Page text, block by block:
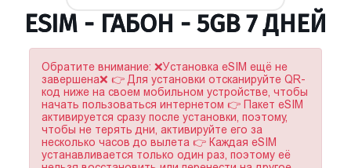
ESIM - ГАБОН - 5GB 7 ДНЕЙ
Обратите внимание: ❌Установка eSIM ещё не
завершена❌ 👉 Для установки отсканируйте QR-
код ниже на своем мобильном устройстве, чтобы
начать пользоваться интернетом 👉 Пакет eSIM
активируется сразу после установки, поэтому,
чтобы не терять дни, активируйте его за
несколько часов до вылета 👉 Каждая eSIM
устанавливается только один раз, поэтому её